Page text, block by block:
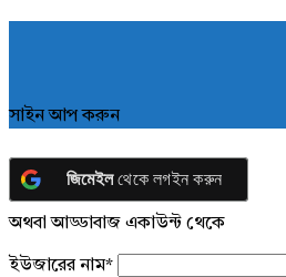
সাইন আপ করুন
জিমেইলথেকে লগইন করুন
অথবা আড্ডাবাজ একাউন্ট থেকে
ইউজারের নাম*